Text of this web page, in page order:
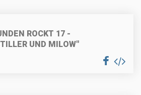
ROCKT 17 -
UND MILOW"